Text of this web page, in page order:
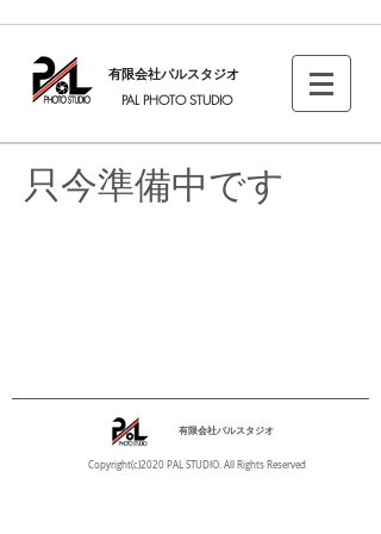
有限会社パルスタジオ
PAL PHOTO STUDIO
只今準備中です
有限会社パルスタジオ
Copyright(c)2020 PAL STUDIO. All Rights Reserved